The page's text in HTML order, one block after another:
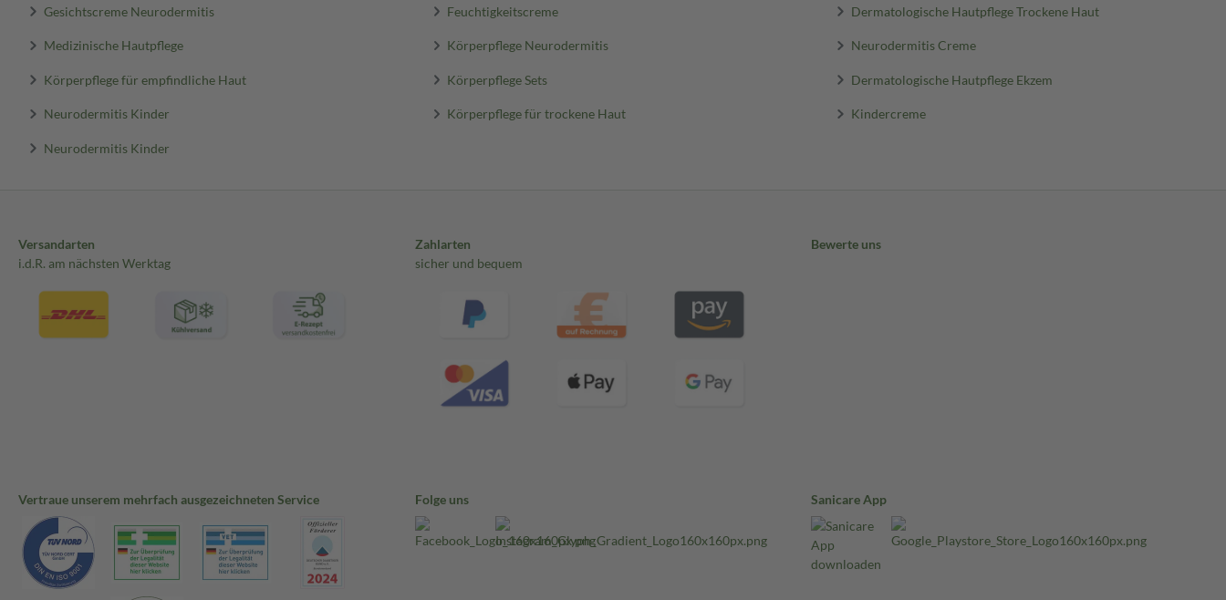
Gesichtscreme Neurodermitis Feuchtigkeitscreme Dermatologische Hautpflege Trockene Haut
Medizinische Hautpflege Körperpflege Neurodermitis Neurodermitis Creme
Körperpflege für empfindliche Haut Körperpflege Sets Dermatologische Hautpflege Ekzem
Neurodermitis Kinder Körperpflege für trockene Haut Kindercreme
Neurodermitis Kinder
Versandarten
i.d.R. am nächsten Werktag
Zahlarten
sicher und bequem
Bewerte uns
Vertraue unserem mehrfach ausgezeichneten Service Folge uns Sanicare App